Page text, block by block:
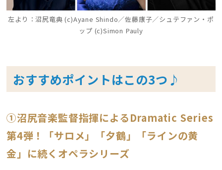
左より：沼尻竜典 (c)Ayane Shindo／佐藤康子／シュテファン・ポ
ップ (c)Simon Pauly
おすすめポイントはこの3つ♪
①沼尻音楽監督指揮によるDramatic Series
第4弾！「サロメ」「夕鶴」「ラインの黄
金」に続くオペラシリーズ